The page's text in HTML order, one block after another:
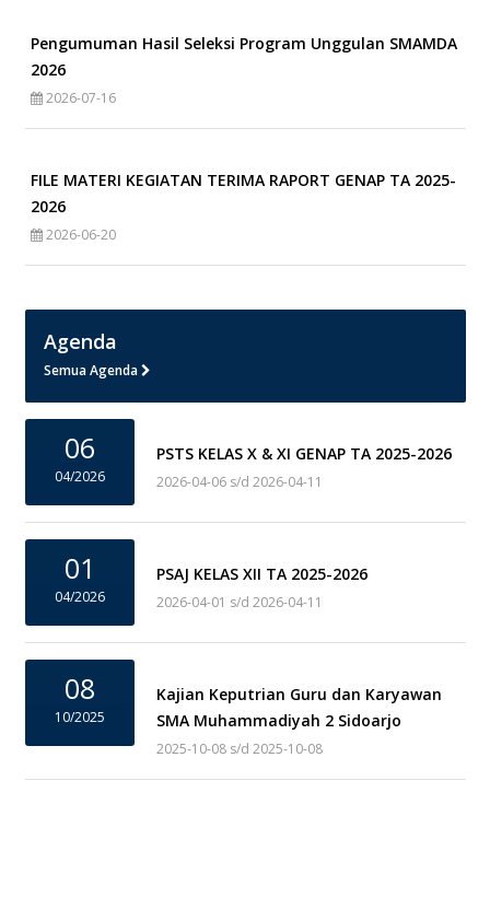
Pengumuman Hasil Seleksi Program Unggulan SMAMDA
2026
2026-07-16
FILE MATERI KEGIATAN TERIMA RAPORT GENAP TA 2025-
2026
2026-06-20
Agenda
Semua Agenda
06
04/2026
PSTS KELAS X & XI GENAP TA 2025-2026
2026-04-06 s/d 2026-04-11
01
04/2026
PSAJ KELAS XII TA 2025-2026
2026-04-01 s/d 2026-04-11
08
10/2025
Kajian Keputrian Guru dan Karyawan
SMA Muhammadiyah 2 Sidoarjo
2025-10-08 s/d 2025-10-08